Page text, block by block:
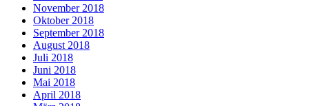
November 2018
Oktober 2018
September 2018
August 2018
Juli 2018
Juni 2018
Mai 2018
April 2018